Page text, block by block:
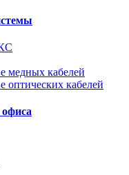
медных кабелей
оптических кабелей